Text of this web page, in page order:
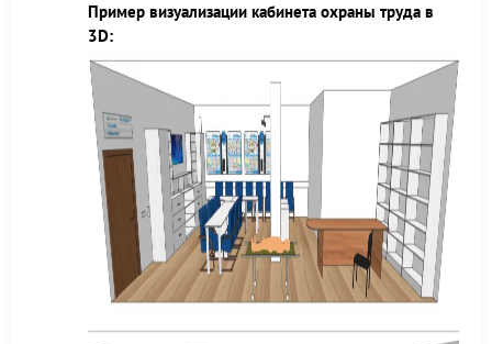
Пример визуализации кабинета охраны труда в
3D: